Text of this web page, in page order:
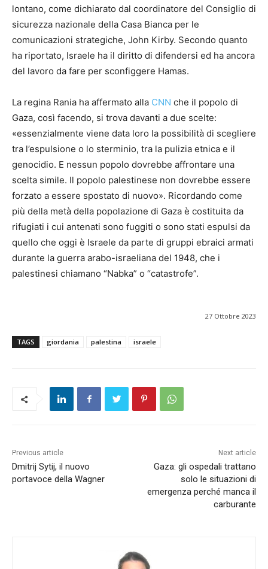
lontano, come dichiarato dal coordinatore del Consiglio di
sicurezza nazionale della Casa Bianca per le
comunicazioni strategiche, John Kirby. Secondo quanto
ha riportato, Israele ha il diritto di difendersi ed ha ancora
del lavoro da fare per sconfiggere Hamas.
La regina Rania ha affermato alla CNN che il popolo di
Gaza, così facendo, si trova davanti a due scelte:
«essenzialmente viene data loro la possibilità di scegliere
tra l’espulsione o lo sterminio, tra la pulizia etnica e il
genocidio. E nessun popolo dovrebbe affrontare una
scelta simile. Il popolo palestinese non dovrebbe essere
forzato a essere spostato di nuovo». Ricordando come
più della metà della popolazione di Gaza è costituita da
rifugiati i cui antenati sono fuggiti o sono stati espulsi da
quello che oggi è Israele da parte di gruppi ebraici armati
durante la guerra arabo-israeliana del 1948, che i
palestinesi chiamano “Nabka” o “catastrofe”.
27 Ottobre 2023
TAGS giordania palestina israele
Previous article
Dmitrij Sytij, il nuovo
portavoce della Wagner
Next article
Gaza: gli ospedali trattano
solo le situazioni di
emergenza perché manca il
carburante